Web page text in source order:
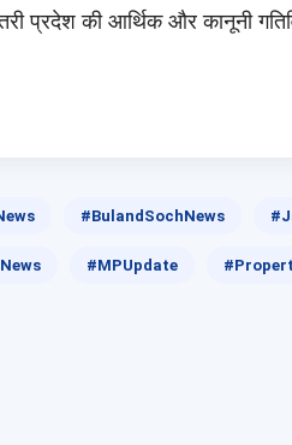
प्रदेश की आर्थिक और कानूनी
#BulandSochNews
#MPUpdate